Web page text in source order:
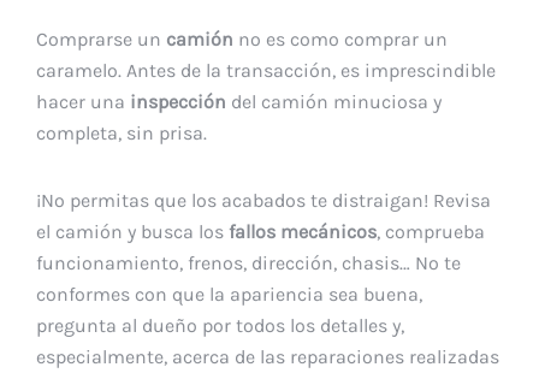
Comprarse un camión no es como comprar un
caramelo. Antes de la transacción, es imprescindible
hacer una inspección del camión minuciosa y
completa, sin prisa.
¡No permitas que los acabados te distraigan! Revisa
el camión y busca los fallos mecánicos, comprueba
funcionamiento, frenos, dirección, chasis… No te
conformes con que la apariencia sea buena,
pregunta al dueño por todos los detalles y,
especialmente, acerca de las reparaciones realizadas